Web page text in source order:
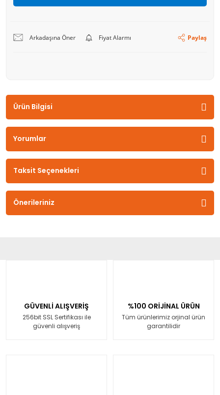
Arkadaşına Öner Fiyat Alarmı Paylaş
Ürün Bilgisi
Yorumlar
Taksit Seçenekleri
Önerileriniz
GÜVENLİ ALIŞVERİŞ
256bit SSL Sertifikası ile
güvenli alışveriş
%100 ORİJİNAL ÜRÜN
Tüm ürünlerimiz orjinal ürün
garantilidir